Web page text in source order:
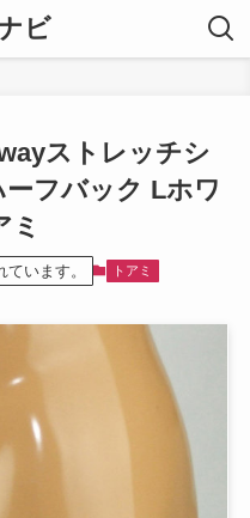
ビ
ストレッチシ
フバック Lホワ
ミ
います。 トアミ